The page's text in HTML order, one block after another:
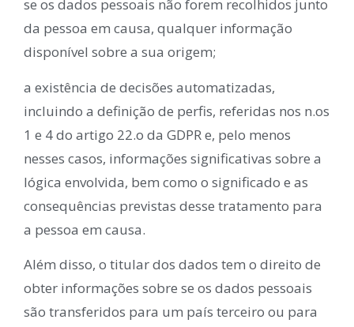
se os dados pessoais não forem recolhidos junto
da pessoa em causa, qualquer informação
disponível sobre a sua origem;
a existência de decisões automatizadas,
incluindo a definição de perfis, referidas nos n.os
1 e 4 do artigo 22.o da GDPR e, pelo menos
nesses casos, informações significativas sobre a
lógica envolvida, bem como o significado e as
consequências previstas desse tratamento para
a pessoa em causa.
Além disso, o titular dos dados tem o direito de
obter informações sobre se os dados pessoais
são transferidos para um país terceiro ou para